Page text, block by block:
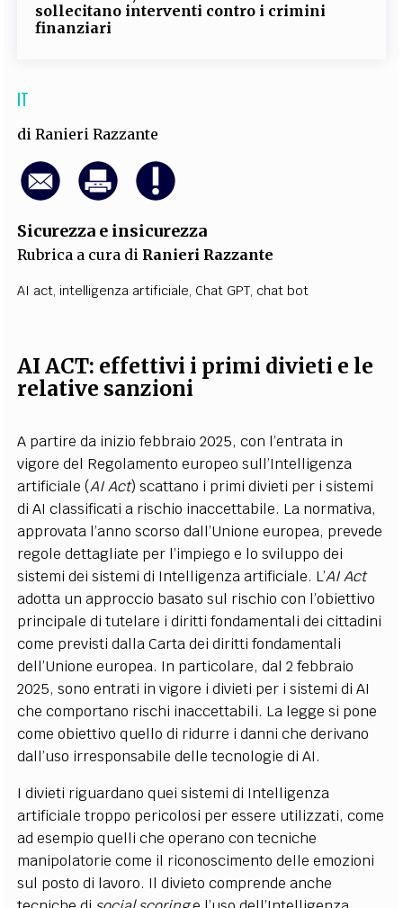
sollecitano interventi contro i crimini
finanziari
IT
diRanieri Razzante
Sicurezza e insicurezza
Rubrica a cura di Ranieri Razzante
AI act, intelligenza artificiale, Chat GPT, chat bot
AI ACT: effettivi i primi divieti e le
relative sanzioni
A partire da inizio febbraio 2025, con l’entrata in
vigore del Regolamento europeo sull’Intelligenza
artificiale (AI Act) scattano i primi divieti per i sistemi
di AI classificati a rischio inaccettabile. La normativa,
approvata l’anno scorso dall’Unione europea, prevede
regole dettagliate per l’impiego e lo sviluppo dei
sistemi dei sistemi di Intelligenza artificiale. L’AI Act
adotta un approccio basato sul rischio con l’obiettivo
principale di tutelare i diritti fondamentali dei cittadini
come previsti dalla Carta dei diritti fondamentali
dell’Unione europea. In particolare, dal 2 febbraio
2025, sono entrati in vigore i divieti per i sistemi di AI
che comportano rischi inaccettabili. La legge si pone
come obiettivo quello di ridurre i danni che derivano
dall’uso irresponsabile delle tecnologie di AI.
I divieti riguardano quei sistemi di Intelligenza
artificiale troppo pericolosi per essere utilizzati, come
ad esempio quelli che operano con tecniche
manipolatorie come il riconoscimento delle emozioni
sul posto di lavoro. Il divieto comprende anche